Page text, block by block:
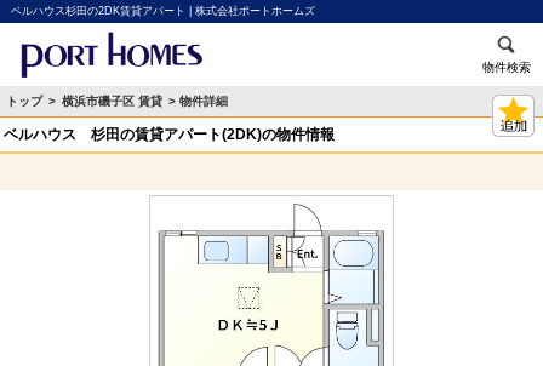
ベルハウス杉田の2DK賃貸アパート | 株式会社ポートホームズ
物件検索
トップ > 横浜市磯子区 賃貸 > 物件詳細
ベルハウス 杉田の賃貸アパート(2DK)の物件情報